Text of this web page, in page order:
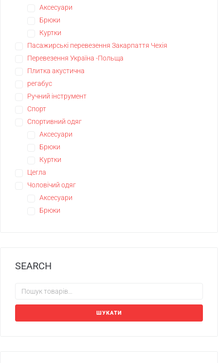
Аксесуари
Брюки
Куртки
Пасажирські перевезення Закарпаття Чехія
Перевезення Україна -Польща
Плитка акустична
регабус
Ручний інструмент
Спорт
Спортивний одяг
Аксесуари
Брюки
Куртки
Цегла
Чоловічий одяг
Аксесуари
Брюки
SEARCH
ШУКАТИ